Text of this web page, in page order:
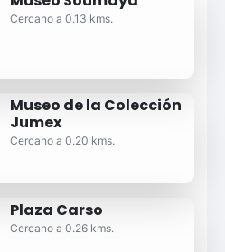
Cercano a 0.13 kms.
Museo de la Colección
Jumex
Cercano a 0.20 kms.
Plaza Carso
Cercano a 0.26 kms.